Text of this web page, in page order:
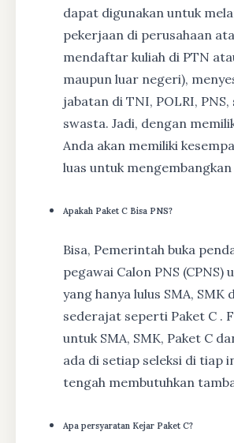
dapat digunakan untuk
pekerjaan di perusahaan
mendaftar kuliah di PTN
maupun luar negeri),
jabatan di TNI, POLRI,
swasta. Jadi, dengan
Anda akan memiliki
luas untuk
Apakah Paket C Bisa PNS?
Bisa, Pemerintah buka
pegawai Calon PNS (CPNS)
yang hanya lulus SMA, SMK
sederajat seperti Paket C .
untuk SMA, SMK, Paket C
ada di setiap seleksi di tiap
tengah membutuhkan
Apa persyaratan Kejar Paket C?